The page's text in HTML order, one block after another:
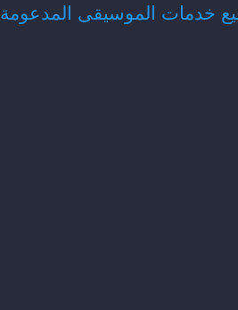
خدمات الموسيقى المدعومة